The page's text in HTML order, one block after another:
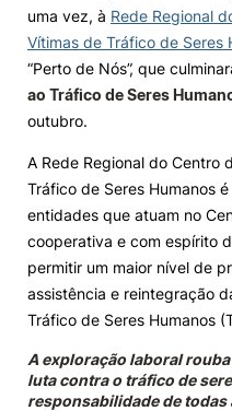
Alunos
Knowledge Factory
Candidaturas
Elogio / Sugestão /
©2026 Instituto Politécnico de
uma vez, à Rede Regional
Vítimas de Tráfico de Seres
“Perto de Nós”, que
ao Tráfico de Seres
outubro.
A Rede Regional do Centro
Tráfico de Seres Humanos
entidades que atuam no
cooperativa e com espírito
permitir um maior nível de
assistência e reintegração
Tráfico de Seres Humanos
A exploração laboral
luta contra o tráfico de
responsabilidade de todas